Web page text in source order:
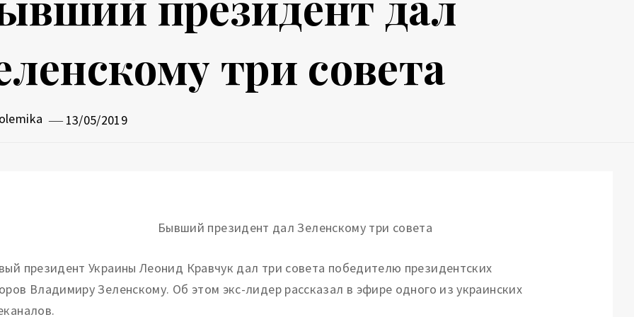
три совета
13/05/2019
президент Украины Леонид Кравчук дал три совета победителю президентских
Владимиру Зеленскому. Об этом экс-лидер рассказал в эфире одного из украинских